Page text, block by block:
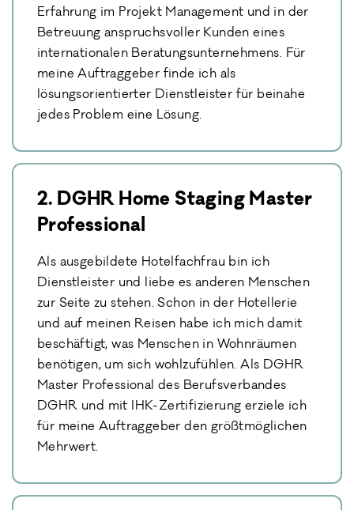
Erfahrung im Projekt Management und in der
Betreuung anspruchsvoller Kunden eines
internationalen Beratungsunternehmens. Für
meine Auftraggeber finde ich als
lösungsorientierter Dienstleister für beinahe
jedes Problem eine Lösung.
2. DGHR Home Staging Master
Professional
Als ausgebildete Hotelfachfrau bin ich
Dienstleister und liebe es anderen Menschen
zur Seite zu stehen. Schon in der Hotellerie
und auf meinen Reisen habe ich mich damit
beschäftigt, was Menschen in Wohnräumen
benötigen, um sich wohlzufühlen. Als DGHR
Master Professional des Berufsverbandes
DGHR und mit IHK-Zertifizierung erziele ich
für meine Auftraggeber den größtmöglichen
Mehrwert.